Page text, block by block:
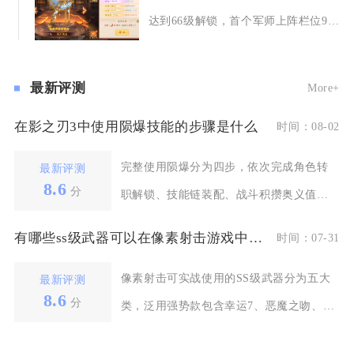
达到66级解锁，首个军师上阵栏位90
最新评测 More+
在影之刃3中使用陨爆技能的步骤是什么 时间：08-02
最新评测
8.6 分
完整使用陨爆分为四步，依次完成角色转
职解锁、技能链装配、战斗积攒奥义值、
有哪些ss级武器可以在像素射击游戏中使用 时间：07-31
最新评测
8.6 分
像素射击可实战使用的SS级武器分为五大
类，泛用强势款包含幸运7、恶魔之吻、跃